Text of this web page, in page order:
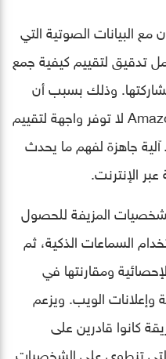
البيانات الصوتية التي
تدقيق لتقييم كيفية جمع
وذلك بسبب أن
مكبرات الصوت الذكية Amazon Echo لا توفر واجهة لتقييم
آلية جاهزة لفهم ما يحدث
الإنترنت.
المزيفة للحصول
السماعات الذكية، ثم
ومقارنتها في
وإعلانات الويب. ويزعم
كانوا قادرين على
التي تنطوي على الشخصيات